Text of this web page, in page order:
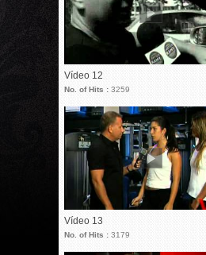
Vídeo 12
No. of Hits : 3259
Vídeo 13
No. of Hits : 3179